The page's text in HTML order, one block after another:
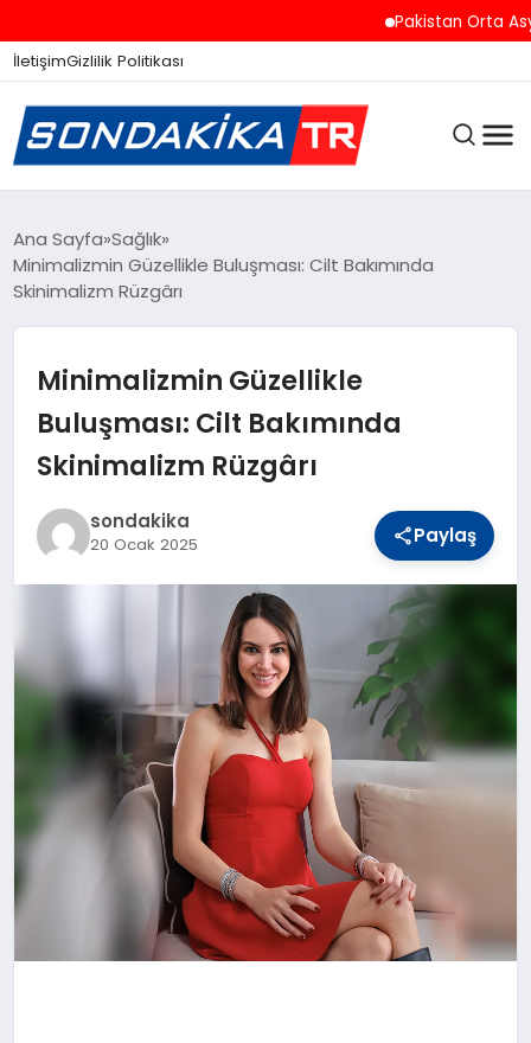
Pakistan Orta Asya ve
İletişimGizlilik Politikası
ANASAYFA
SON DAKIKA
GÜNCEL
YAŞAM
TEKNOLOJI
EKONOMI
EĞITIM
Ana Sayfa Sağlık
Minimalizmin Güzellikle Buluşması: Cilt Bakımında
Skinimalizm Rüzgârı
Minimalizmin Güzellikle
Buluşması: Cilt Bakımında
Skinimalizm Rüzgârı
sondakika
20 Ocak 2025 Paylaş